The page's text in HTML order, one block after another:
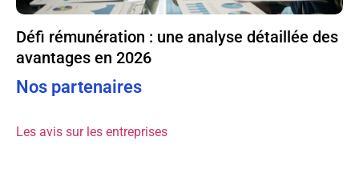
Défi rémunération : une analyse détaillée des
avantages en 2026
Nos partenaires
Les avis sur les entreprises